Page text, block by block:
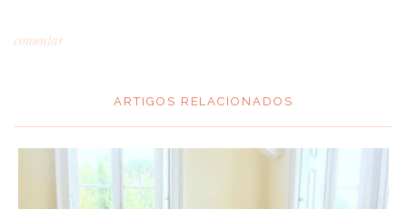
comentar
ARTIGOS RELACIONADOS